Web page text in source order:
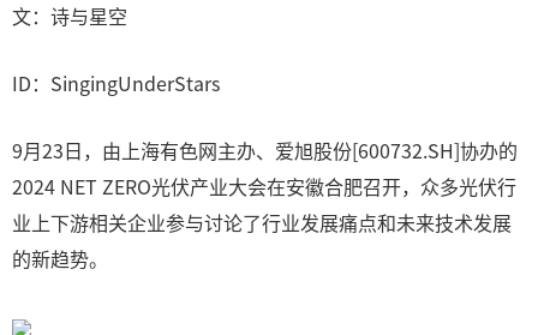
文：诗与星空
ID：SingingUnderStars
9月23日，由上海有色网主办、爱旭股份[600732.SH]协办的
2024 NET ZERO光伏产业大会在安徽合肥召开，众多光伏行
业上下游相关企业参与讨论了行业发展痛点和未来技术发展
的新趋势。